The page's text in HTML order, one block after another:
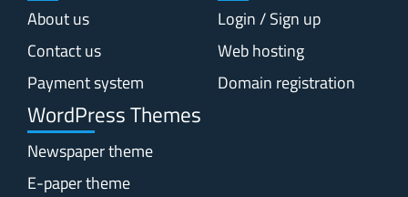
About us
Contact us
Payment system
Login / Sign up
Web hosting
Domain registration
WordPress Themes
Newspaper theme
E-paper theme